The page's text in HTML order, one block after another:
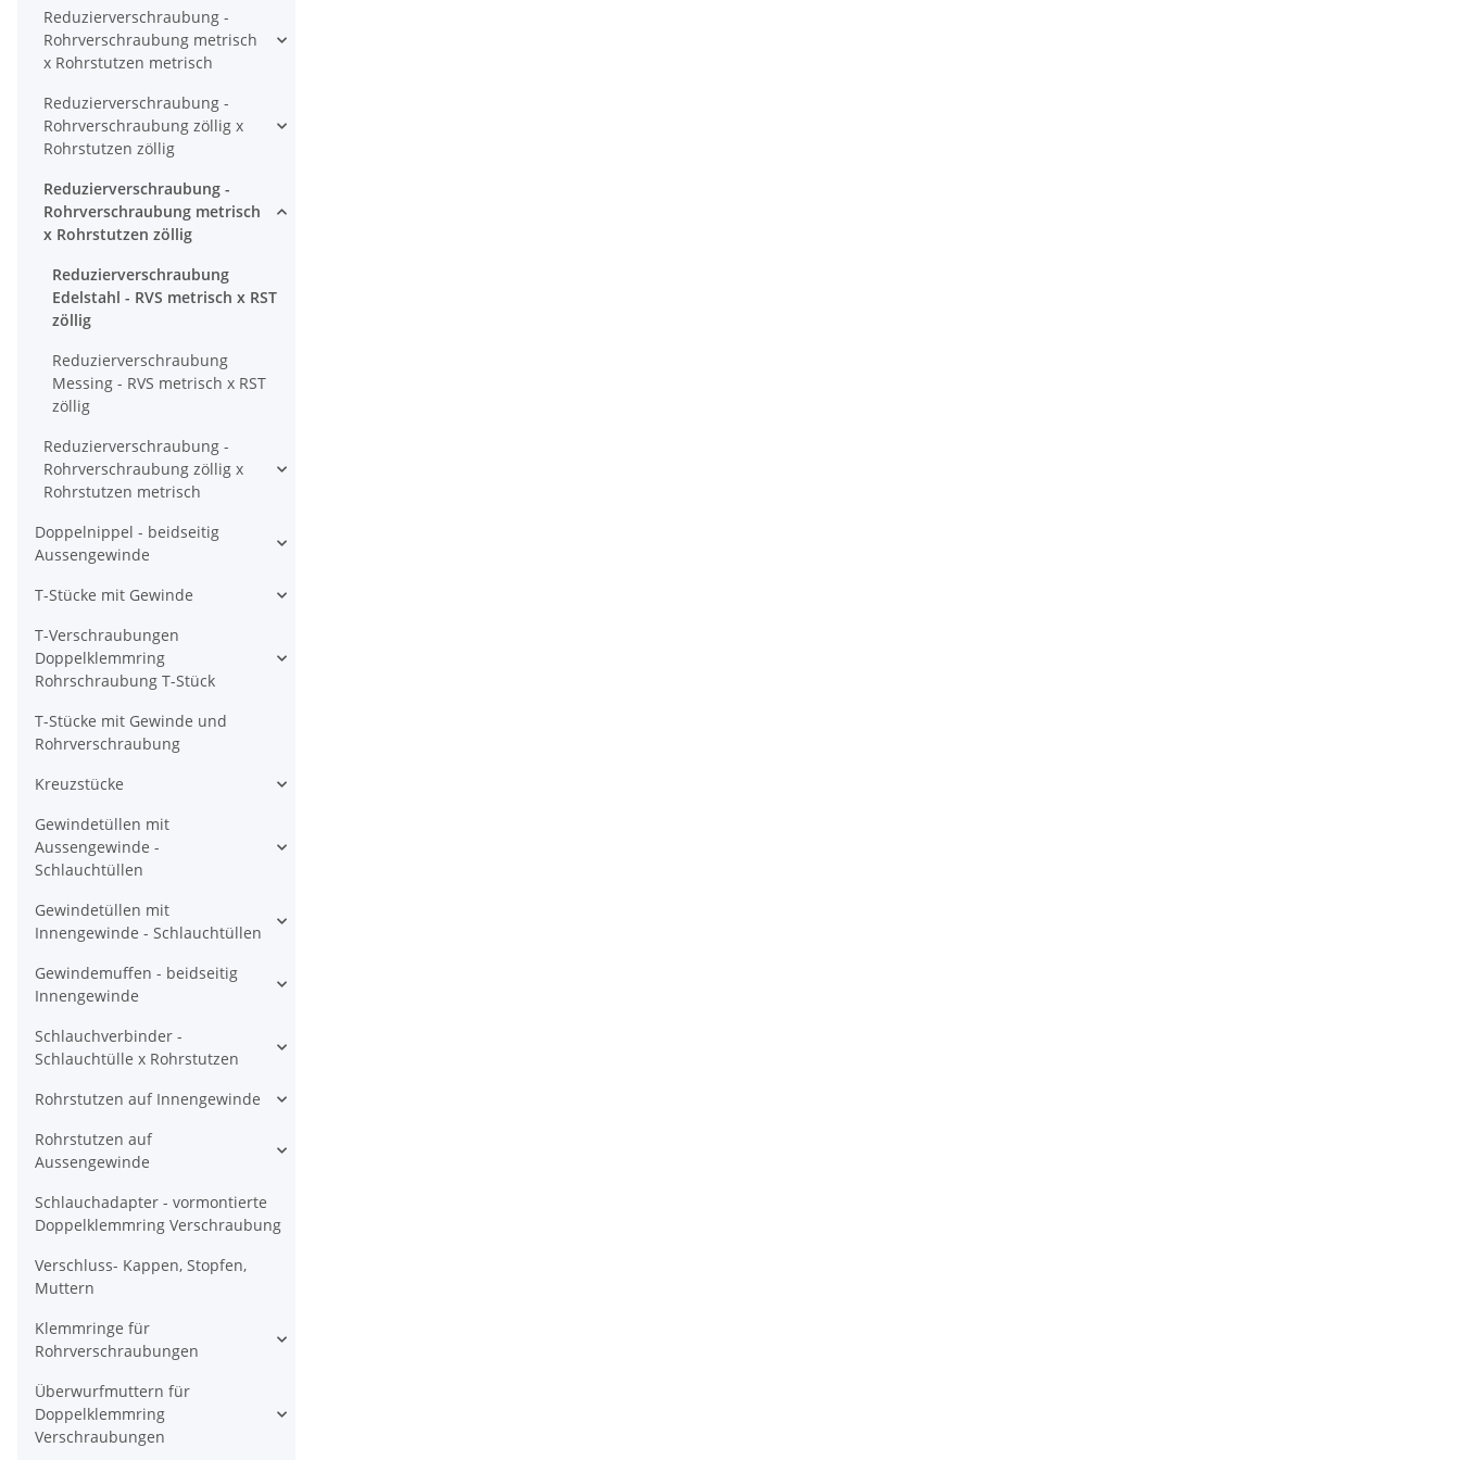
Reduzierverschraubung -
Rohrverschraubung metrisch
x Rohrstutzen metrisch
Reduzierverschraubung -
Rohrverschraubung zöllig x
Rohrstutzen zöllig
Reduzierverschraubung -
Rohrverschraubung metrisch
x Rohrstutzen zöllig
Reduzierverschraubung
Edelstahl - RVS metrisch x RST
zöllig
Reduzierverschraubung
Messing - RVS metrisch x RST
zöllig
Reduzierverschraubung -
Rohrverschraubung zöllig x
Rohrstutzen metrisch
Doppelnippel - beidseitig
Aussengewinde
T-Stücke mit Gewinde
T-Verschraubungen
Doppelklemmring
Rohrschraubung T-Stück
T-Stücke mit Gewinde und
Rohrverschraubung
Kreuzstücke
Gewindetüllen mit
Aussengewinde -
Schlauchtüllen
Gewindetüllen mit
Innengewinde - Schlauchtüllen
Gewindemuffen - beidseitig
Innengewinde
Schlauchverbinder -
Schlauchtülle x Rohrstutzen
Rohrstutzen auf Innengewinde
Rohrstutzen auf
Aussengewinde
Schlauchadapter - vormontierte
Doppelklemmring Verschraubung
Verschluss- Kappen, Stopfen,
Muttern
Klemmringe für
Rohrverschraubungen
Überwurfmuttern für
Doppelklemmring
Verschraubungen